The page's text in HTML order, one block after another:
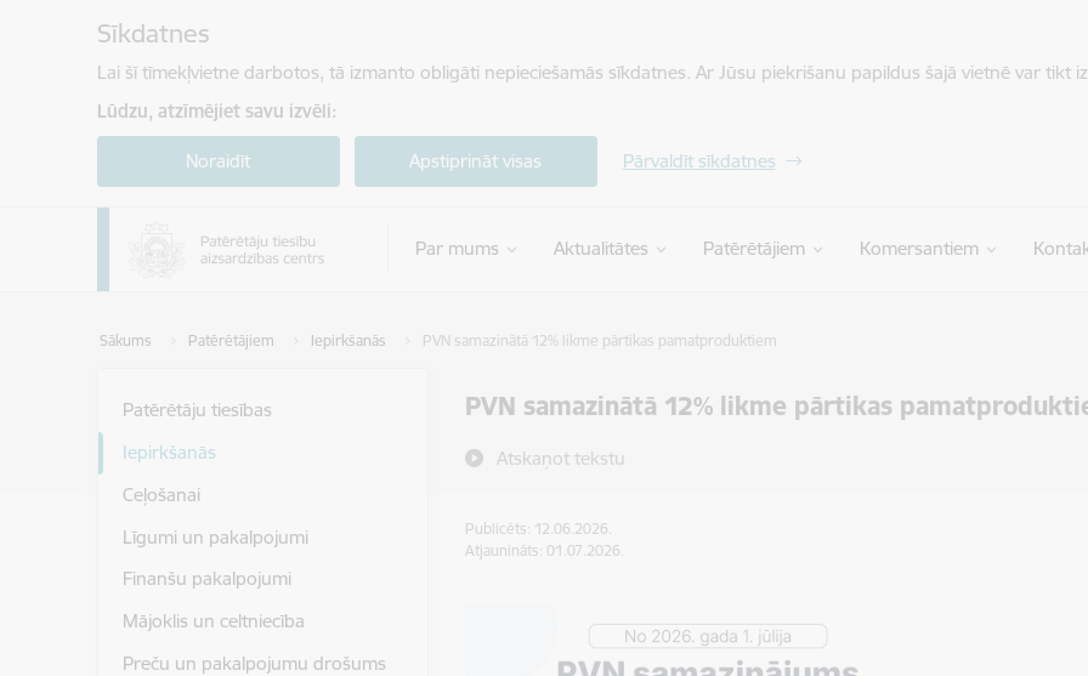
Sīkdatnes
Lai šī tīmekļvietne darbotos, tā izmanto obligāti nepieciešamās sīkdatnes. Ar Jūsu piekrišanu papildus šajā vietnē var tikt
Lūdzu, atzīmējiet savu izvēli:
Noraidīt Apstiprināt visas Pārvaldīt sīkdatnes
Par mums Aktualitātes Patērētājiem Komersantiem
Sākums Patērētājiem Iepirkšanās PVN samazinātā 12% likme pārtikas pamatproduktiem
PVN samazinātā 12% likme pārtikas
Atskaņot tekstu
Patērētāju tiesības
Iepirkšanās
Ceļošanai
Līgumi un pakalpojumi
Finanšu pakalpojumi
Mājoklis un celtniecība
Preču un pakalpojumu drošums
Publicēts: 12.06.2026.
Atjaunināts: 01.07.2026.